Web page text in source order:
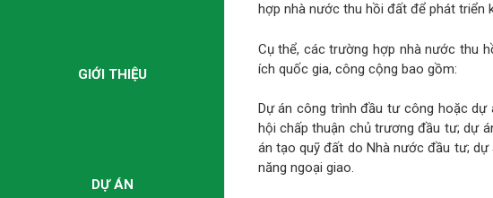
GIỚI THIỆU
DỰ ÁN
hợp nhà nước thu hồi đất để phát triển
Cụ thể, các trường hợp nhà nước thu
ích quốc gia, công cộng bao gồm:
Dự án công trình đầu tư công hoặc
hội chấp thuận chủ trương đầu tư; dự
án tạo quỹ đất do Nhà nước đầu tư;
năng ngoại giao.